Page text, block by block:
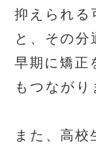
抑えられる
と、その
早期に矯正
もつながり
また、高